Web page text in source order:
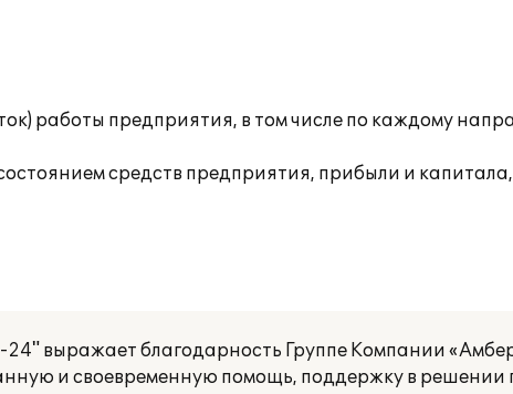
работы предприятия, в том числе по каждому
средств предприятия, прибыли и
выражает благодарность Группе Компании
и своевременную помощь, поддержку в решении